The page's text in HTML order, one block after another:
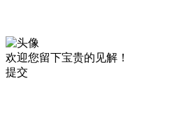
欢迎您留下宝贵的见解！
提交